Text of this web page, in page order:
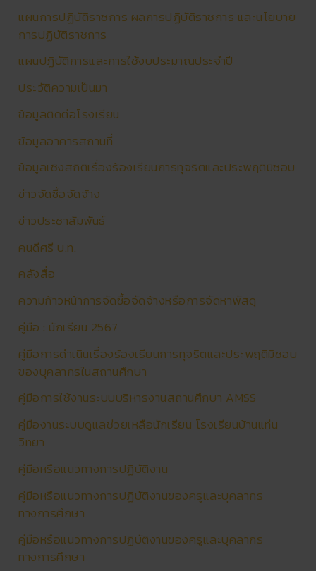
แผนการปฏิบัติราชการ ผลการปฏิบัติราชการ และนโยบาย
การปฏิบัติราชการ
แผนปฏิบัติการและการใช้งบประมาณประจำปี
ประวัติความเป็นมา
ข้อมูลติดต่อโรงเรียน
ข้อมูลอาคารสถานที่
ข้อมูลเชิงสถิติเรื่องร้องเรียนการทุจริตและประพฤติมิชอบ
ข่าวจัดซื้อจัดจ้าง
ข่าวประชาสัมพันธ์
คนดีศรี บ.ท.
คลังสื่อ
ความก้าวหน้าการจัดซื้อจัดจ้างหรือการจัดหาพัสดุ
คู่มือ : นักเรียน 2567
คู่มือการดําเนินเรื่องร้องเรียนการทุจริตและประพฤติมิชอบ
ของบุคลากรในสถานศึกษา
คู่มือการใช้งานระบบบริหารงานสถานศึกษา AMSS
คู่มืองานระบบดูแลช่วยเหลือนักเรียน โรงเรียนบ้านแท่น
วิทยา
คู่มือหรือแนวทางการปฏิบัติงาน
คู่มือหรือแนวทางการปฏิบัติงานของครูและบุคลากร
ทางการศึกษา
คู่มือหรือแนวทางการปฏิบัติงานของครูและบุคลากร
ทางการศึกษา